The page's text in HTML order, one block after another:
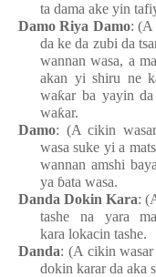
ta dama ake yin
Damo Riya Damo: (A
da ke da zubi da
wannan wasa, a
akan yi shiru ne
waƙar ba yayin da
waƙar.
Damo: (A cikin
wasa suke yi a
wannan amshi
ya ɓata wasa.
Danda Dokin Kara:
tashe na yara
kara lokacin tashe.
Danda: (A cikin wasar
dokin karar da aka